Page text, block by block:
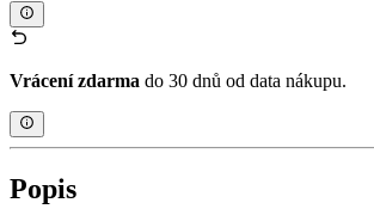
Vrácení zdarma do 30 dnů od data nákupu.
Popis